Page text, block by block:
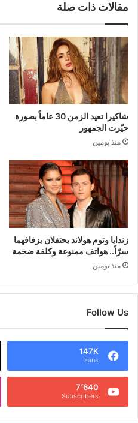
مقالات ذات صلة
شاكيرا تعيد الزمن 30 عاماً بصورة
حيّرت الجمهور
منذ يومين
زندايا وتوم هولاند يحتفلان بزفافهما
سرّاً.. هواتف ممنوعة وكلفة ضخمة
منذ يومين
Follow Us
147K
Fans
7٬640
Subscribers